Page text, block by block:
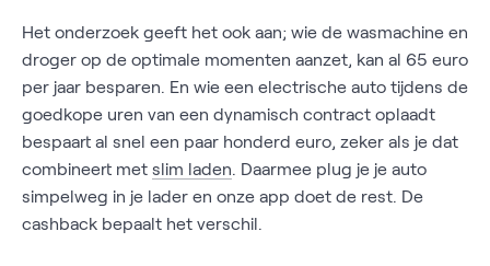
Het onderzoek geeft het ook aan; wie de wasmachine en
droger op de optimale momenten aanzet, kan al 65 euro
per jaar besparen. En wie een electrische auto tijdens de
goedkope uren van een dynamisch contract oplaadt
bespaart al snel een paar honderd euro, zeker als je dat
combineert met slim laden. Daarmee plug je je auto
simpelweg in je lader en onze app doet de rest. De
cashback bepaalt het verschil.